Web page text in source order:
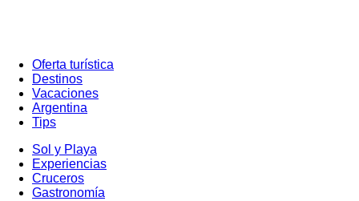
Oferta turística
Destinos
Vacaciones
Argentina
Tips
Sol y Playa
Experiencias
Cruceros
Gastronomía